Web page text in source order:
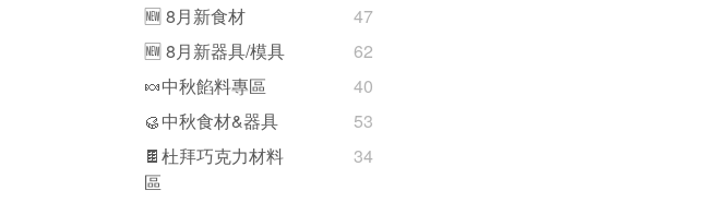
🆕 8月新食材
47
🆕 8月新器具/模具
62
🍬中秋餡料專區
40
🥮中秋食材&器具
53
🍫杜拜巧克力材料
區
34